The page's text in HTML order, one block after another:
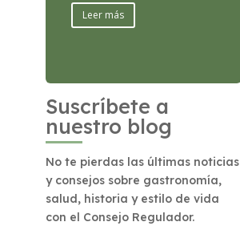
Leer más
Suscríbete a
nuestro blog
No te pierdas las últimas noticias
y consejos sobre gastronomía,
salud, historia y estilo de vida
con el Consejo Regulador.